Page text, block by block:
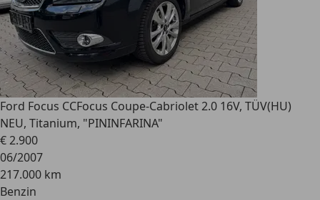
Ford Focus CCFocus Coupe-Cabriolet 2.0 16V, TÜV(HU)
NEU, Titanium, "PININFARINA"
€ 2.900
06/2007
217.000 km
Benzin